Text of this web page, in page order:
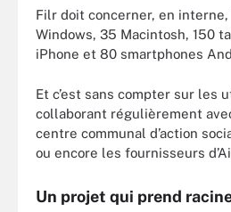
Filr doit concerner, en interne,
Windows, 35 Macintosh, 150
iPhone et 80 smartphones
Et c’est sans compter sur les
collaborant régulièrement
centre communal d’action
ou encore les fournisseurs
Un projet qui prend